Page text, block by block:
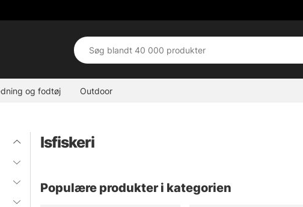
og fodtøj Outdoor
Isfiskeri
Populære produkter i kategorien